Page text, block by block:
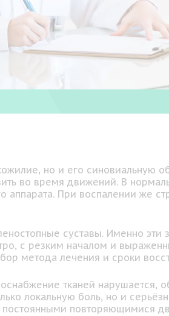
но и его синовиальную
во время движений. В
При воспалении же
суставы. Именно эти
с резким началом и
метода лечения и сроки
тканей нарушается,
локальную боль, но и
постоянными повторяющимися